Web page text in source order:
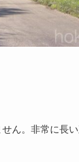
ん。非常に長